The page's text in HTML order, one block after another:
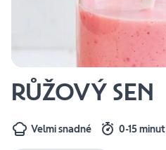
RŮŽOVÝ SEN
Velmi snadné 0-15 minut